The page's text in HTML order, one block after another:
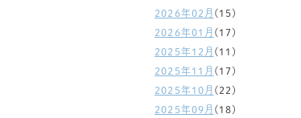
2026年02月 (15)
2026年01月 (17)
2025年12月 (11)
2025年11月 (17)
2025年10月 (22)
2025年09月 (18)